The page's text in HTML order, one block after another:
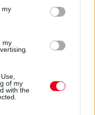
my
my
of my
with the
autó munkálatai között
az idei és
ez hamarabb meg fog
„Ami minket illet,
hogy próbáljuk
eleinte rendelkeztünk.
ebben a ritmusban fogjuk